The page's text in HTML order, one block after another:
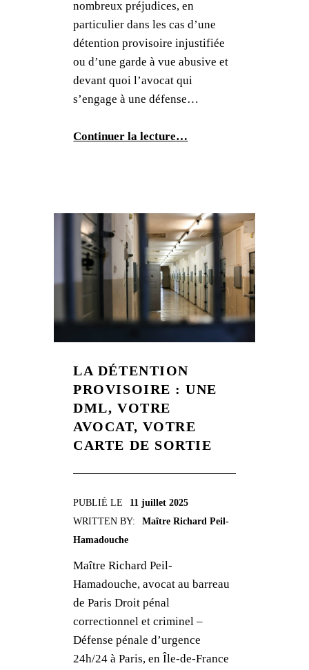
nombreux préjudices, en
particulier dans les cas d’une
détention provisoire injustifiée
ou d’une garde à vue abusive et
devant quoi l’avocat qui
s’engage à une défense…
Continuer la lecture…
LA DÉTENTION
PROVISOIRE : UNE
DML, VOTRE
AVOCAT, VOTRE
CARTE DE SORTIE
PUBLIÉ LE
11 juillet 2025
WRITTEN BY:
Maître Richard Peil-
Hamadouche
Maître Richard Peil-
Hamadouche, avocat au barreau
de Paris Droit pénal
correctionnel et criminel –
Défense pénale d’urgence
24h/24 à Paris, en Île-de-France